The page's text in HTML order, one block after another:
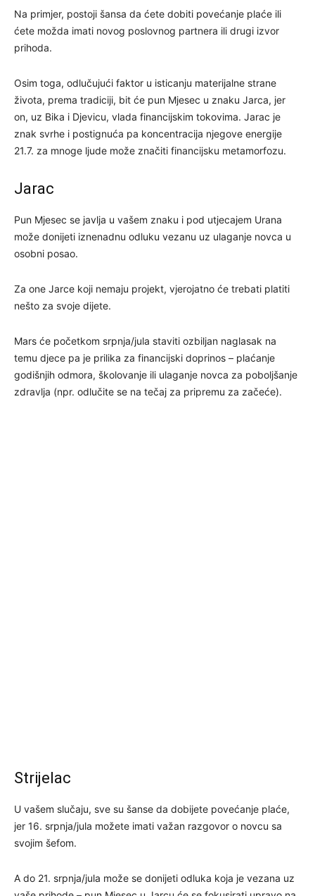
Na primjer, postoji šansa da ćete dobiti povećanje plaće ili
ćete možda imati novog poslovnog partnera ili drugi izvor
prihoda.
Osim toga, odlučujući faktor u isticanju materijalne strane
života, prema tradiciji, bit će pun Mjesec u znaku Jarca, jer
on, uz Bika i Djevicu, vlada financijskim tokovima. Jarac je
znak svrhe i postignuća pa koncentracija njegove energije
21.7. za mnoge ljude može značiti financijsku metamorfozu.
Jarac
Pun Mjesec se javlja u vašem znaku i pod utjecajem Urana
može donijeti iznenadnu odluku vezanu uz ulaganje novca u
osobni posao.
Za one Jarce koji nemaju projekt, vjerojatno će trebati platiti
nešto za svoje dijete.
Mars će početkom srpnja/jula staviti ozbiljan naglasak na
temu djece pa je prilika za financijski doprinos – plaćanje
godišnjih odmora, školovanje ili ulaganje novca za poboljšanje
zdravlja (npr. odlučite se na tečaj za pripremu za začeće).
Strijelac
U vašem slučaju, sve su šanse da dobijete povećanje plaće,
jer 16. srpnja/jula možete imati važan razgovor o novcu sa
svojim šefom.
A do 21. srpnja/jula može se donijeti odluka koja je vezana uz